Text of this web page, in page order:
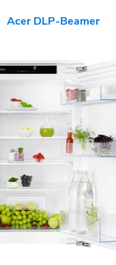
Acer DLP-Beamer